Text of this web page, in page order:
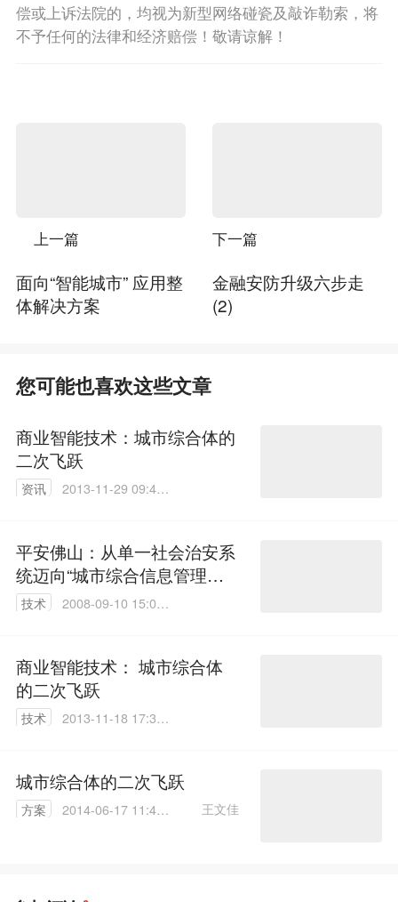
偿或上诉法院的，均视为新型网络碰瓷及敲诈勒索，将
不予任何的法律和经济赔偿！敬请谅解！
上一篇
面向“智能城市” 应用整
体解决方案
下一篇
金融安防升级六步走
(2)
您可能也喜欢这些文章
商业智能技术：城市综合体的
二次飞跃
资讯
2013-11-29 09:41:
平安佛山：从单一社会治安系
统迈向“城市综合信息管理平
台”
技术
2008-09-10 15:02:
商业智能技术： 城市综合体
的二次飞跃
技术
2013-11-18 17:34:
城市综合体的二次飞跃
方案
2014-06-17 11:46:
王文佳